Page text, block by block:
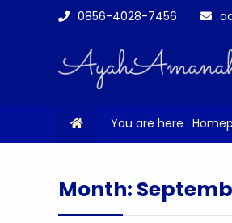
0856-4028-7456
You are here :
Month: